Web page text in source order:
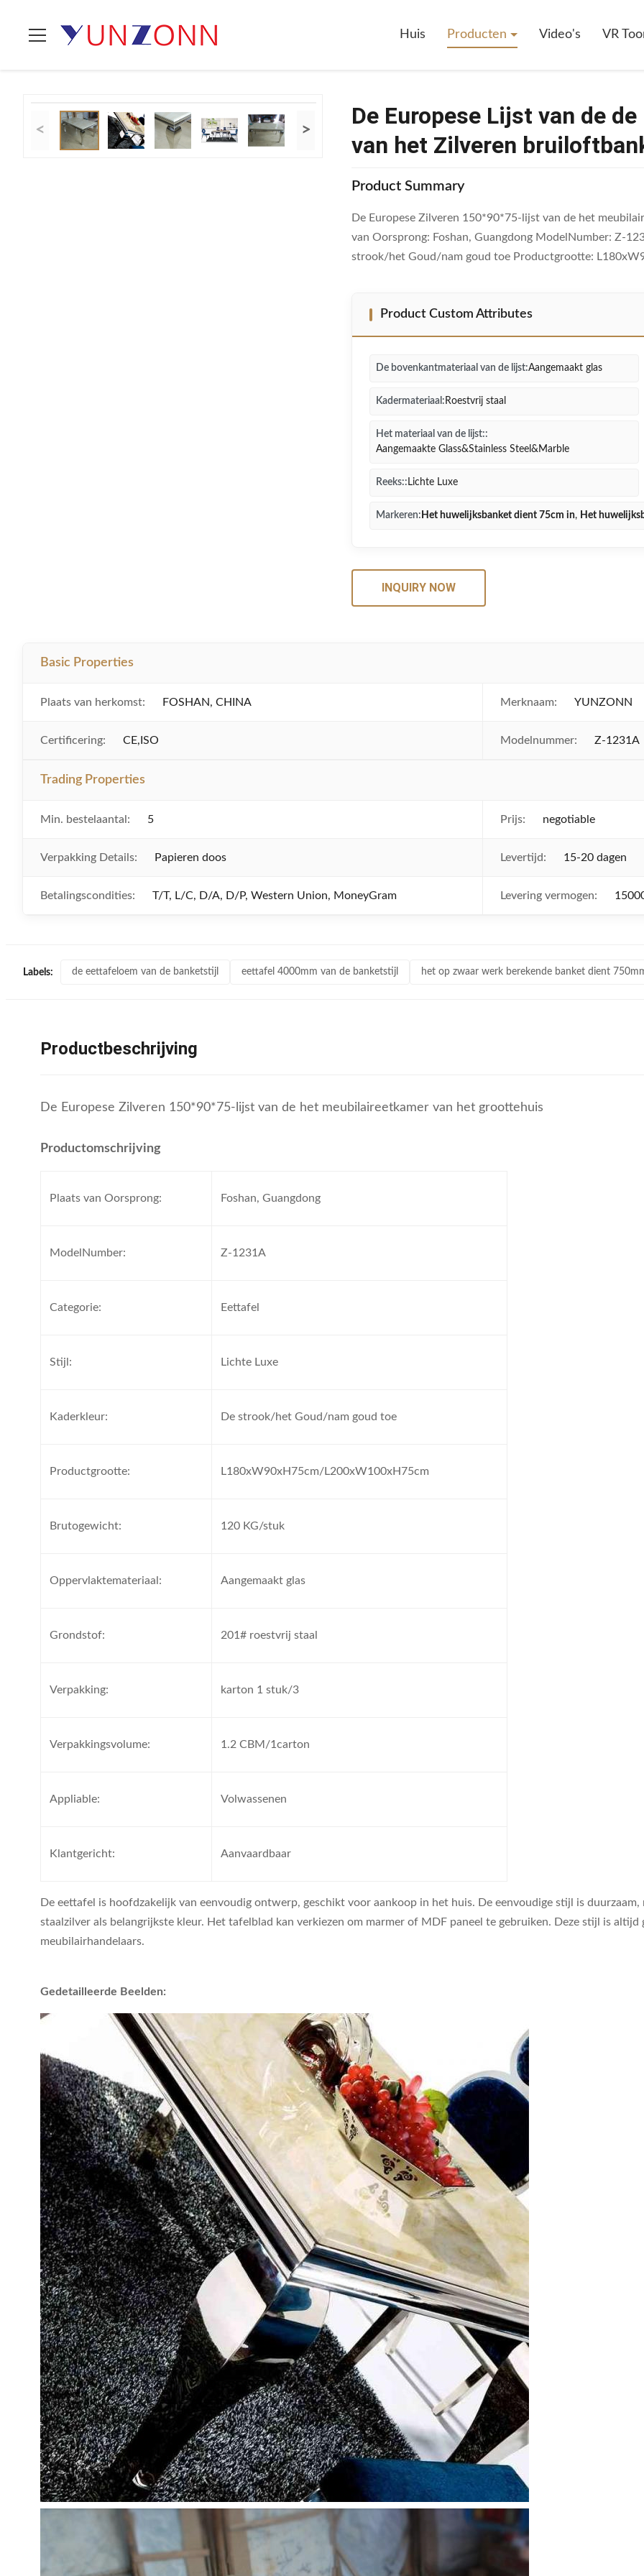
Huis Producten Video's VR
< >
De Europese Lijst van de
van het Zilveren
Product Summary
De Europese Zilveren 150*90*75-lijst van de het
van Oorsprong: Foshan, Guangdong ModelNumber: Z-
strook/het Goud/nam goud toe Productgrootte:
Product Custom Attributes
De bovenkantmateriaal van de lijst:Aangemaakt glas
Kadermateriaal: Roestvrij staal
Het materiaal van de lijst::
Aangemaakte Glass&Stainless Steel&Marble
Reeks:: Lichte Luxe
Markeren: Het huwelijksbanket dient 75cm in, Het
INQUIRY NOW
Basic Properties
Plaats van herkomst: FOSHAN, CHINA Merknaam: YUNZONN
Certificering: CE,ISO Modelnummer: Z-1231A
Trading Properties
Min. bestelaantal: 5 Prijs: negotiable
Verpakking Details: Papieren doos Levertijd: 15-20 dagen
Betalingscondities: T/T, L/C, D/A, D/P, Western Union, MoneyGram Levering vermogen:
Labels: de eettafeloem van de banketstijl eettafel 4000mm van de banketstijl het op zwaar werk berekende banket dient
Productbeschrijving
De Europese Zilveren 150*90*75-lijst van de het meubilaireetkamer van het groottehuis
Productomschrijving
Plaats van Oorsprong: Foshan, Guangdong
ModelNumber: Z-1231A
Categorie: Eettafel
Stijl: Lichte Luxe
Kaderkleur: De strook/het Goud/nam goud toe
Productgrootte: L180xW90xH75cm/L200xW100xH75cm
Brutogewicht: 120 KG/stuk
Oppervlaktemateriaal: Aangemaakt glas
Grondstof: 201# roestvrij staal
Verpakking: karton 1 stuk/3
Verpakkingsvolume: 1.2 CBM/1carton
Appliable: Volwassenen
Klantgericht: Aanvaardbaar
De eettafel is hoofdzakelijk van eenvoudig ontwerp, geschikt voor aankoop in het huis. De eenvoudige stijl is
staalzilver als belangrijkste kleur. Het tafelblad kan verkiezen om marmer of MDF paneel te gebruiken. Deze stijl is
meubilairhandelaars.
Gedetailleerde Beelden: